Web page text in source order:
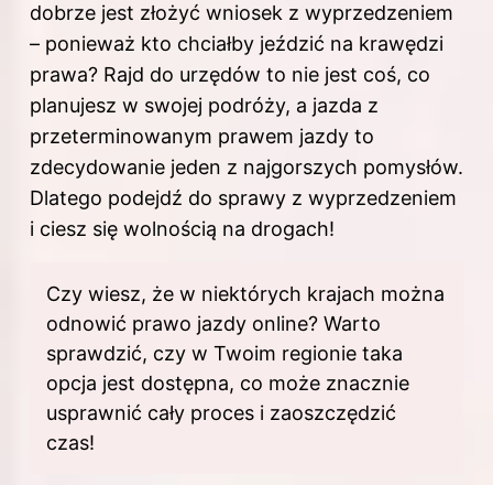
dobrze jest złożyć wniosek z wyprzedzeniem
– ponieważ kto chciałby jeździć na krawędzi
prawa? Rajd do urzędów to nie jest coś, co
planujesz w swojej podróży, a jazda z
przeterminowanym prawem jazdy to
zdecydowanie jeden z najgorszych pomysłów.
Dlatego podejdź do sprawy z wyprzedzeniem
i ciesz się wolnością na drogach!
Czy wiesz, że w niektórych krajach można
odnowić prawo jazdy online? Warto
sprawdzić, czy w Twoim regionie taka
opcja jest dostępna, co może znacznie
usprawnić cały proces i zaoszczędzić
czas!